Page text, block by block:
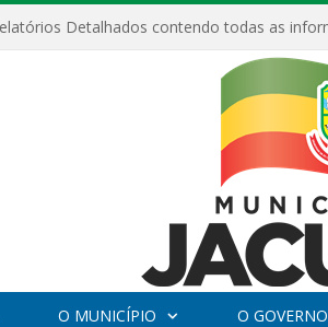
O MUNICÍPIO O GOVERNO